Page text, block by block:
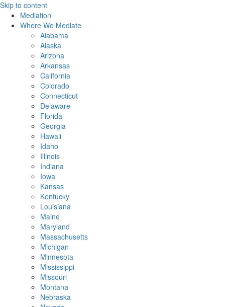
Skip to content
Mediation
Where We Mediate
Alabama
Alaska
Arizona
Arkansas
California
Colorado
Connecticut
Delaware
Florida
Georgia
Hawaii
Idaho
Illinois
Indiana
Iowa
Kansas
Kentucky
Louisiana
Maine
Maryland
Massachusetts
Michigan
Minnesota
Mississippi
Missouri
Montana
Nebraska